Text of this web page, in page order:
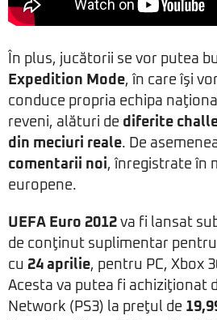
În plus, jucătorii se vor putea
Expedition Mode, în care îşi
conduce propria echipa
reveni, alături de diferite
din meciuri reale. De
comentarii noi, înregistrate în
europene.
UEFA Euro 2012 va fi lansat
de conţinut suplimentar pentru
cu 24 aprilie, pentru PC, Xbox
Acesta va putea fi achiziţionat
Network (PS3) la preţul de